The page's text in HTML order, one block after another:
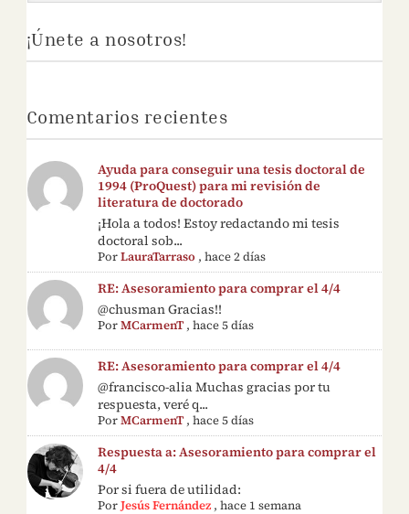
¡Únete a nosotros!
Comentarios recientes
Ayuda para conseguir una tesis doctoral de
1994 (ProQuest) para mi revisión de
literatura de doctorado
¡Hola a todos! Estoy redactando mi tesis
doctoral sob...
PorLauraTarraso ,hace 2 días
RE: Asesoramiento para comprar el 4/4
@chusman Gracias!!
PorMCarmenT,hace 5 días
RE: Asesoramiento para comprar el 4/4
@francisco-alia Muchas gracias por tu
respuesta, veré q...
PorMCarmenT,hace 5 días
Respuesta a: Asesoramiento para comprar el
4/4
Por si fuera de utilidad:
PorJesús Fernández ,hace 1 semana